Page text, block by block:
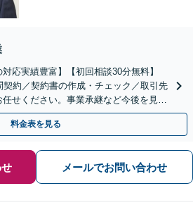
応実績豊富】【初回相談30分無料】
契約／契約書の作成・チェック／取引先
せください。事業承継など今後を見据
3分】【Web面談可】
料金表を見る
メールでお問い合わせ